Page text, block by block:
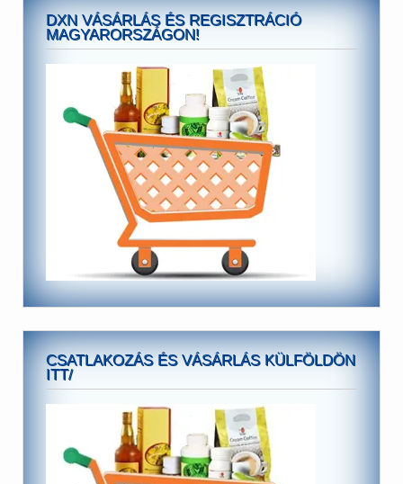
DXN VÁSÁRLÁS ÉS REGISZTRÁCIÓ
MAGYARORSZÁGON!
CSATLAKOZÁS ÉS VÁSÁRLÁS KÜLFÖLDÖN
ITT/